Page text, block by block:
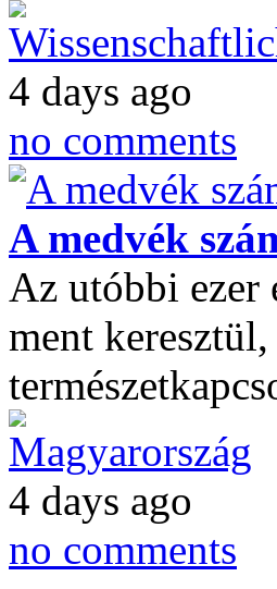
4 days ago
no comments
A medvék
Az utóbbi ezer
ment
Magyarország
4 days ago
no comments